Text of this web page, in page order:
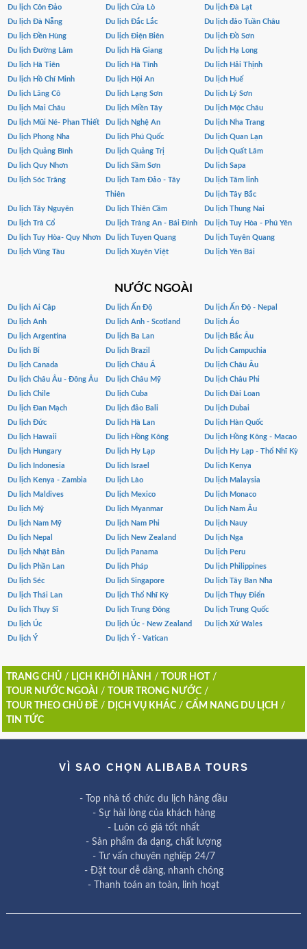
Du lịch Côn Đảo Du lịch Cửa Lò
Du lịch Đà Lạt
Du lịch Đà Nẵng
Du lịch Đắc Lắc
Du lịch đảo Tuần Châu
Du lịch Đền Hùng
Du lịch Điện Biên
Du lịch Đồ Sơn
Du lịch Đường Lâm
Du lịch Hà Giang
Du lịch Hạ Long
Du lịch Hà Tiên
Du lịch Hà Tĩnh
Du lịch Hải Thịnh
Du lịch Hồ Chí Minh
Du lịch Hội An
Du lịch Huế
Du lịch Lăng Cô
Du lịch Lạng Sơn
Du lịch Lý Sơn
Du lịch Mai Châu
Du lịch Miền Tây
Du lịch Mộc Châu
Du lịch Mũi Né- Phan Thiết
Du lịch Nghệ An
Du lịch Nha Trang
Du lịch Phong Nha
Du lịch Phú Quốc
Du lịch Quan Lạn
Du lịch Quảng Bình
Du lịch Quảng Trị
Du lịch Quất Lâm
Du lịch Quy Nhơn
Du lịch Sầm Sơn
Du lịch Sapa
Du lịch Sóc Trăng
Du lịch Tam Đảo - Tây
Thiên
Du lịch Tâm linh
Du lịch Tây Bắc
Du lịch Tây Nguyên
Du lịch Thiên Cầm
Du lịch Thung Nai
Du lịch Trà Cổ
Du lịch Tràng An - Bái Đính
Du lịch Tuy Hòa - Phú Yên
Du lịch Tuy Hòa- Quy Nhơn
Du lịch Tuyen Quang
Du lịch Tuyên Quang
Du lịch Vũng Tàu
Du lịch Xuyên Việt Du lịch Yên Bái
NƯỚC NGOÀI
Du lịch Ai Cập Du lịch Ấn Độ
Du lịch Ấn Độ - Nepal
Du lịch Anh
Du lịch Anh - Scotland
Du lịch Áo
Du lịch Argentina
Du lịch Ba Lan
Du lịch Bắc Âu
Du lịch Bỉ
Du lịch Brazil
Du lịch Campuchia
Du lịch Canada
Du lịch Châu Á
Du lịch Châu Âu
Du lịch Châu Âu - Đông Âu
Du lịch Châu Mỹ
Du lịch Châu Phi
Du lịch Chile
Du lịch Cuba
Du lịch Đài Loan
Du lịch Đan Mạch
Du lịch đảo Bali
Du lịch Dubai
Du lịch Đức
Du lịch Hà Lan
Du lịch Hàn Quốc
Du lịch Hawaii
Du lịch Hồng Kông
Du lịch Hồng Kông - Macao
Du lịch Hungary
Du lịch Hy Lạp
Du lịch Hy Lạp - Thổ Nhĩ Kỳ
Du lịch Indonesia
Du lịch Israel
Du lịch Kenya
Du lịch Kenya - Zambia
Du lịch Lào
Du lịch Malaysia
Du lịch Maldives
Du lịch Mexico
Du lịch Monaco
Du lịch Mỹ
Du lịch Myanmar
Du lịch Nam Âu
Du lịch Nam Mỹ
Du lịch Nam Phi
Du lịch Nauy
Du lịch Nepal
Du lịch New Zealand
Du lịch Nga
Du lịch Nhật Bản
Du lịch Panama
Du lịch Peru
Du lịch Phần Lan
Du lịch Pháp
Du lịch Philippines
Du lịch Séc
Du lịch Singapore
Du lịch Tây Ban Nha
Du lịch Thái Lan
Du lịch Thổ Nhĩ Kỳ
Du lịch Thụy Điển
Du lịch Thụy Sĩ
Du lịch Trung Đông
Du lịch Trung Quốc
Du lịch Úc
Du lịch Úc - New Zealand
Du lịch Xứ Wales
Du lịch Ý
Du lịch Ý - Vatican
TRANG CHỦ/ LỊCH KHỞI HÀNH / TOUR HOT
/
TOUR NƯỚC NGOÀI
/ TOUR TRONG NƯỚC/
TOUR THEO CHỦ ĐỀ/ DỊCH VỤ KHÁC/ CẨM NANG DU LỊCH /
TIN TỨC
VÌ SAO CHỌN ALIBABA TOURS
- Top nhà tổ chức du lịch hàng đầu
- Sự hài lòng của khách hàng
- Luôn có giá tốt nhất
- Sản phẩm đa dạng, chất lượng
- Tư vấn chuyên nghiệp 24/7
- Đặt tour dễ dàng, nhanh chóng
- Thanh toán an toàn, linh hoạt